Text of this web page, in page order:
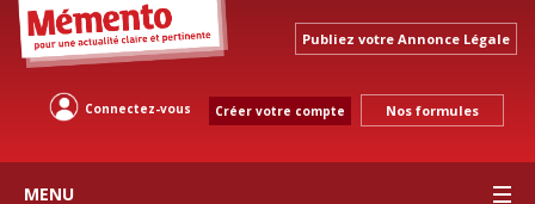
Publiez votre Annonce Légale
Connectez-vous Créer votre compte Nos formules
MENU